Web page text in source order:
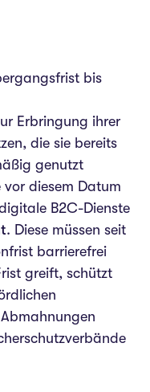
bis
Erbringung ihrer
die sie bereits
genutzt
diesem Datum
B2C-Dienste
. Diese müssen seit
barrierefrei
greift, schützt